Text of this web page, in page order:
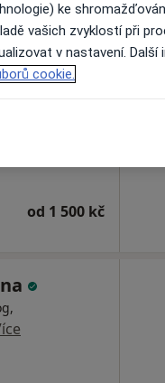
od 1 500 kč
ke
vašich zvyklostí při
v nastavení.
cookie.